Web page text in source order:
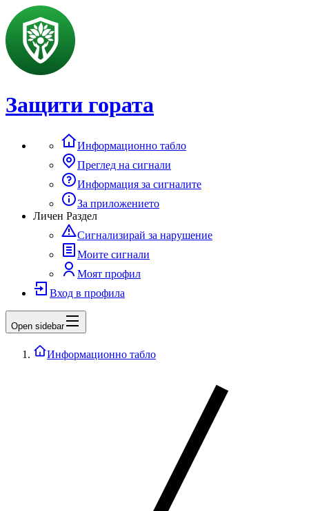
Защити гората
Информационно табло
Преглед на сигнали
Информация за сигналите
За приложението
Личен Раздел
Сигнализирай за нарушение
Моите сигнали
Моят профил
Вход в профила
Open sidebar
Информационно табло